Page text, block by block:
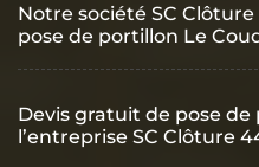
Notre société SC
pose de portillon Le
Devis gratuit de pose de
l’entreprise SC Clôture